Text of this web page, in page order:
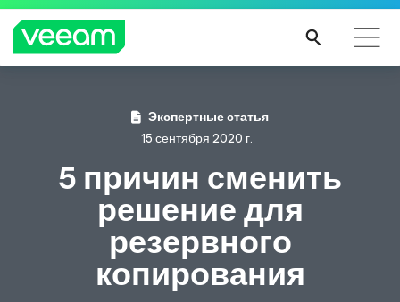
Экспертные статья
15 сентября 2020 г.
5 причин сменить
решение для
резервного
копирования